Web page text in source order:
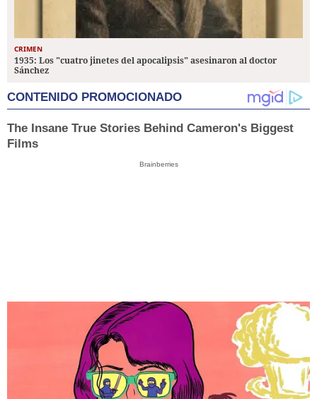
CRIMEN
1935: Los "cuatro jinetes del apocalipsis" asesinaron al doctor
Sánchez
CONTENIDO PROMOCIONADO
The Insane True Stories Behind Cameron's Biggest
Films
Brainberries